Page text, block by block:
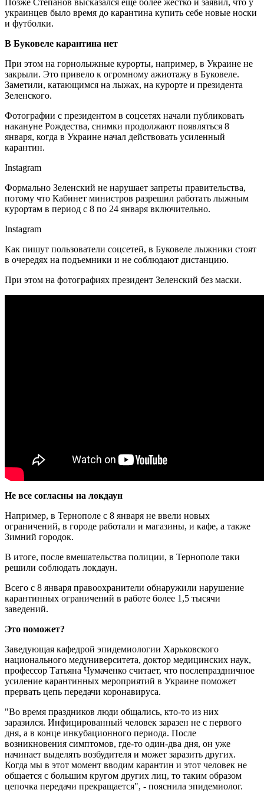
украинцев было время до карантина купить себе новые носки
и футболки.
В Буковеле карантина нет
При этом на горнолыжные курорты, например, в Украине не
закрыли. Это привело к огромному ажиотажу в Буковеле.
Заметили, катающимся на лыжах, на курорте и президента
Зеленского.
Фотографии с президентом в соцсетях начали публиковать
накануне Рождества, снимки продолжают появляться 8
января, когда в Украине начал действовать усиленный
карантин.
Instagram
Формально Зеленский не нарушает запреты правительства,
потому что Кабинет министров разрешил работать лыжным
курортам в период с 8 по 24 января включительно.
Instagram
Как пишут пользователи соцсетей, в Буковеле лыжники стоят
в очередях на подъемники и не соблюдают дистанцию.
При этом на фотографиях президент Зеленский без маски.
Не все согласны на локдаун
Например, в Тернополе с 8 января не ввели новых
ограничений, в городе работали и магазины, и кафе, а также
Зимний городок.
В итоге, после вмешательства полиции, в Тернополе таки
решили соблюдать локдаун.
Всего с 8 января правоохранители обнаружили нарушение
карантинных ограничений в работе более 1,5 тысячи
заведений.
Это поможет?
Заведующая кафедрой эпидемиологии Харьковского
национального медуниверситета, доктор медицинских наук,
профессор Татьяна Чумаченко считает, что послепраздничное
усиление карантинных мероприятий в Украине поможет
прервать цепь передачи коронавируса.
"Во время праздников люди общались, кто-то из них
заразился. Инфицированный человек заразен не с первого
дня, а в конце инкубационного периода. После
возникновения симптомов, где-то один-два дня, он уже
начинает выделять возбудителя и может заразить других.
Когда мы в этот момент вводим карантин и этот человек не
общается с большим кругом других лиц, то таким образом
цепочка передачи прекращается", - пояснила эпидемиолог.